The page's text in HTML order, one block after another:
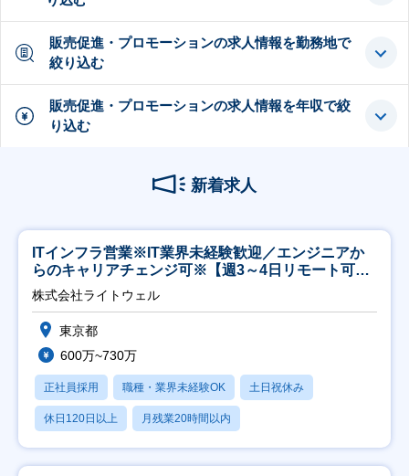
販売促進・プロモーションの求人情報を勤務地で
絞り込む
販売促進・プロモーションの求人情報を年収で絞
り込む
新着求人
ITインフラ営業※IT業界未経験歓迎／エンジニアか
らのキャリアチェンジ可※【週3～4日リモート可
能】
株式会社ライトウェル
東京都
600万~730万
正社員採用 職種・業界未経験OK 土日祝休み
休日120日以上 月残業20時間以内